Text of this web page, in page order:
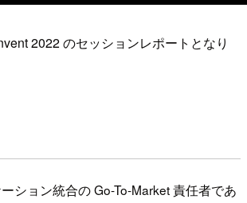
2022 のセッションレポートとなり
ション統合の Go-To-Market 責任者であ